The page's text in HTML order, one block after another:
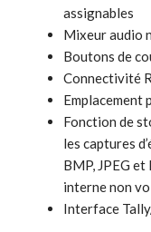
assignables
Mixeur audio
Boutons de
Connectivité
Emplacement
Fonction de
les captures
BMP, JPEG
interne non
Interface